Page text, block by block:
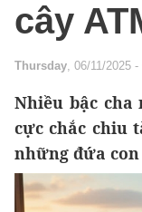
cây
Thursday, 06/11/2025
Nhiều bậc cha
cực chắc chiu
những đứa